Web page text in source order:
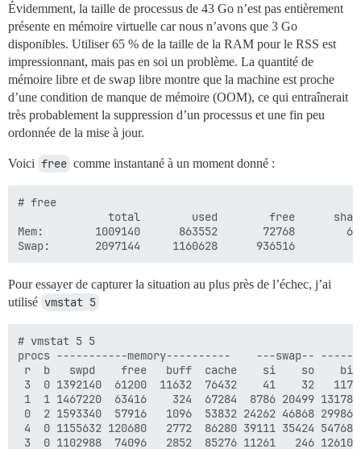
Évidemment, la taille de processus de 43 Go n’est pas entièrement
présente en mémoire virtuelle car nous n’avons que 3 Go
disponibles. Utiliser 65 % de la taille de la RAM pour le RSS est
impressionnant, mais pas en soi un problème. La quantité de
mémoire libre et de swap libre montre que la machine est proche
d’une condition de manque de mémoire (OOM), ce qui entraînerait
très probablement la suppression d’un processus et une fin peu
ordonnée de la mise à jour.
Voici free comme instantané à un moment donné :
# free
total        used        free
Mem:        1009140      863552       72768
Pour essayer de capturer la situation au plus près de l’échec, j’ai
utilisé vmstat 5
# vmstat 5 5
procs -----------memory----------    ---swap--
r  b   swpd    free   buff  cache    si    so    bi
3  0 1392140  61200  11632  76432    41    32
1  1 1467220  63416    324  67284  8786 20499
0  2 1593340  57916   1096  53832 24262 46868
4  0 1155632 120680   2772  86280 39111 35424